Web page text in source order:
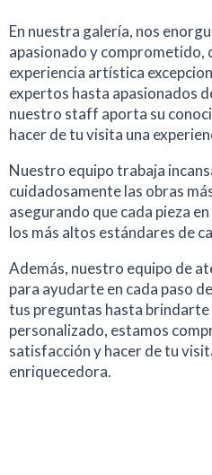
En nuestra galería, nos
apasionado y comprometido,
experiencia artística
expertos hasta apasionados
nuestro staff aporta su
hacer de tu visita una
Nuestro equipo trabaja
cuidadosamente las obras
asegurando que cada pieza
los más altos estándares de
Además, nuestro equipo de
para ayudarte en cada paso
tus preguntas hasta
personalizado, estamos
satisfacción y hacer de tu
enriquecedora.